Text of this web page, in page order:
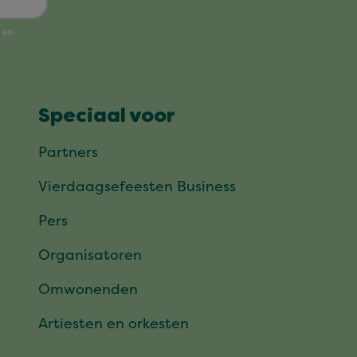
Speciaal voor
Partners
Vierdaagsefeesten Business
Pers
Organisatoren
Omwonenden
Artiesten en orkesten